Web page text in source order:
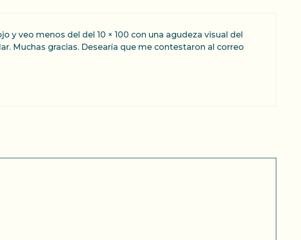
veo menos del del 10 × 100 con una agudeza visual del
Muchas gracias. Desearía que me contestaron al correo